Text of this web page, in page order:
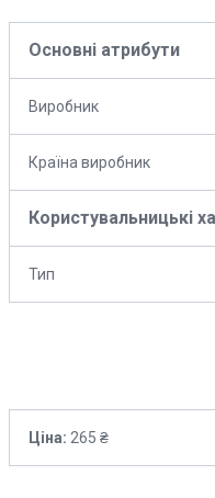
Основні атрибути
Виробник
Країна виробник
Користувальницькі
Тип
Ціна: 265 ₴